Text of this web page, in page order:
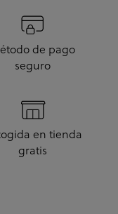
de pago
seguro
en tienda
gratis